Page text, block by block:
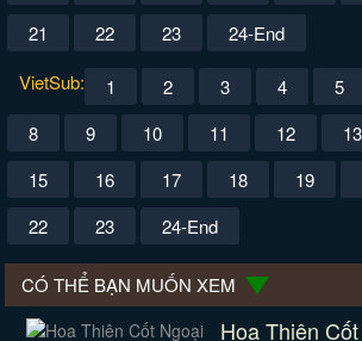
21
22 23
24-End
VietSub:
1 2 3 4 5
8
9 10 11 12 13
15
16 17 18 19
22
23 24-End
CÓ THỂ BẠN MUỐN XEM
Hoa Thiên